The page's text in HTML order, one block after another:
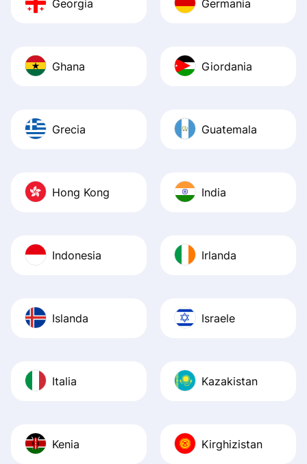
Georgia Germania
Ghana Giordania
Grecia Guatemala
Hong Kong India
Indonesia Irlanda
Islanda Israele
Italia Kazakistan
Kenia Kirghizistan